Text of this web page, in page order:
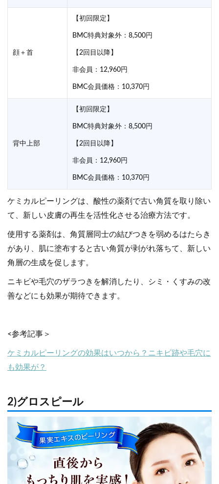
顔＋首
【初回限定】
BMC特典対象外：8,500円
【2回目以降】
非会員：12,960円
BMC会員価格：10,370円
背中上部
【初回限定】
BMC特典対象外：8,500円
【2回目以降】
非会員：12,960円
BMC会員価格：10,370円
ケミカルピーリングは、酸性の薬剤で古い角質を取り除い
て、新しい皮膚の再生を活性化させる治療方法です。
使用する薬剤は、角質層同士の結びつきを弱めるはたらき
があり、肌に塗布すると古い角質が剥がれ落ちて、新しい
角層の生成を促します。
ニキビや毛穴のザラつきを解消したり、シミ・くすみの改
善などにも効果が期待できます。
<参考記事＞
ケミカルピーリングの効果はいつから？ニキビ跡や毛穴に
も効果が？
2)グロスピール